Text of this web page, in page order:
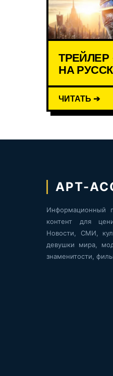
ТРЕЙЛЕР
НА
ЧИТАТЬ ➔
АРТ-
Информационный
контент для
Новости, СМИ,
девушки мира,
знаменитости,